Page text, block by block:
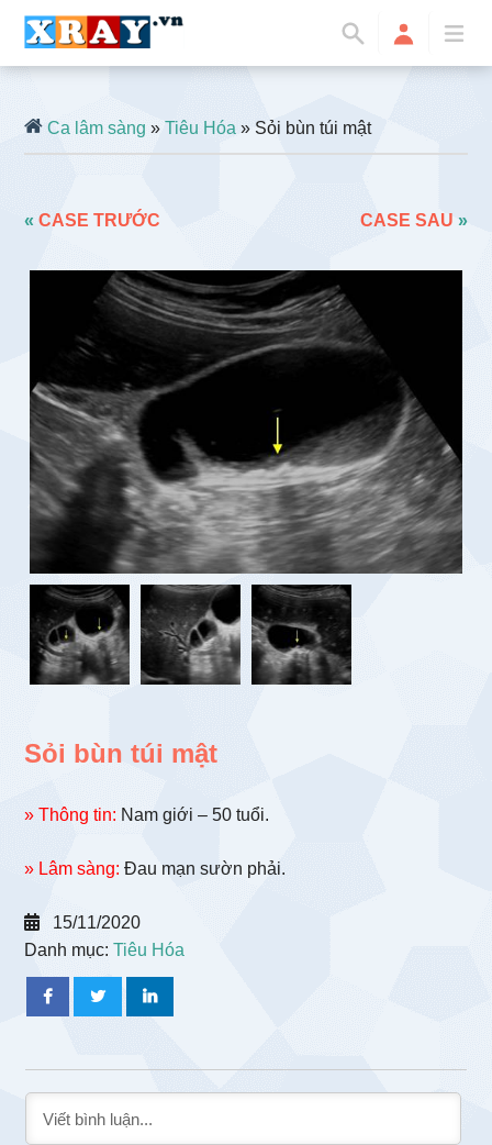
Ca lâm sàng »Tiêu Hóa » Sỏi bùn túi mật
«CASE TRƯỚC CASE SAU »
Sỏi bùn túi mật
» Thông tin: Nam giới – 50 tuổi.
» Lâm sàng: Đau mạn sườn phải.
15/11/2020
Danh mục:Tiêu Hóa